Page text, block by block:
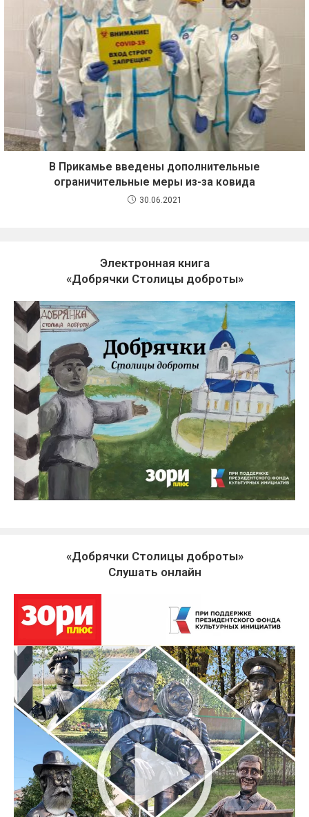
В Прикамье введены дополнительные
ограничительные меры из-за ковида
30.06.2021
Электронная книга
«Добрячки Столицы доброты»
«Добрячки Столицы доброты»
Слушать онлайн